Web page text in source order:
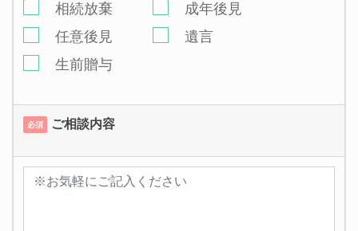
相続放棄
成年後見
任意後見
遺言
生前贈与
必須 ご相談内容